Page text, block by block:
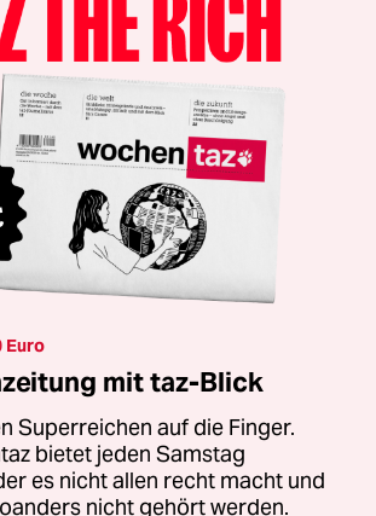
Euro
mit taz-Blick
Superreichen auf die Finger.
bietet jeden Samstag
es nicht allen recht macht und
nicht gehört werden.